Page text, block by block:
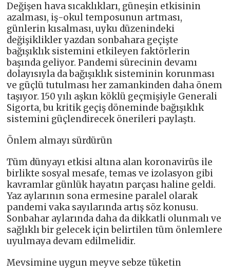
Değişen hava sıcaklıkları, güneşin etkisinin
azalması, iş-okul temposunun artması,
günlerin kısalması, uyku düzenindeki
değişiklikler yazdan sonbahara geçişte
bağışıklık sistemini etkileyen faktörlerin
başında geliyor. Pandemi sürecinin devamı
dolayısıyla da bağışıklık sisteminin korunması
ve güçlü tutulması her zamankinden daha önem
taşıyor. 150 yılı aşkın köklü geçmişiyle Generali
Sigorta, bu kritik geçiş döneminde bağışıklık
sistemini güçlendirecek önerileri paylaştı.
Önlem almayı sürdürün
Tüm dünyayı etkisi altına alan koronavirüs ile
birlikte sosyal mesafe, temas ve izolasyon gibi
kavramlar günlük hayatın parçası haline geldi.
Yaz aylarının sona ermesine paralel olarak
pandemi vaka sayılarında artış söz konusu.
Sonbahar aylarında daha da dikkatli olunmalı ve
sağlıklı bir gelecek için belirtilen tüm önlemlere
uyulmaya devam edilmelidir.
Mevsimine uygun meyve sebze tüketin